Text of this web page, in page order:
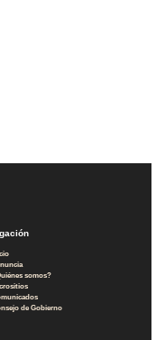
somos?
de Gobierno